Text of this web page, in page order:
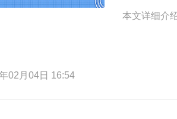
本文详细介
02月04日 16:54